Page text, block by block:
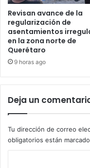
Revisan avance de la
regularización de
asentamientos
en la zona norte de
Querétaro
9 horas ago
Deja un
Tu dirección de correo
obligatorios están